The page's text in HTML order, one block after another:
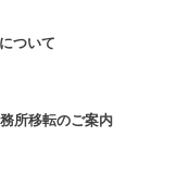
ついて
所移転のご案内